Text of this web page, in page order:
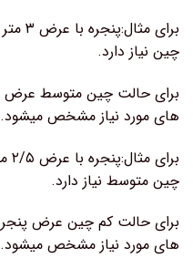
چین نیاز دارد.
های مورد نیاز مشخص میشود.
چین متوسط نیاز دارد.
های مورد نیاز مشخص میشود.